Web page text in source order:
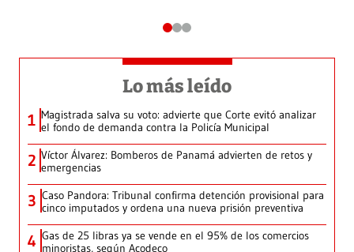
Lo más leído
1 Magistrada salva su voto: advierte que Corte evitó analizar
el fondo de demanda contra la Policía Municipal
2 Víctor Álvarez: Bomberos de Panamá advierten de retos y
emergencias
3 Caso Pandora: Tribunal confirma detención provisional para
cinco imputados y ordena una nueva prisión preventiva
4 Gas de 25 libras ya se vende en el 95% de los comercios
minoristas, según Acodeco